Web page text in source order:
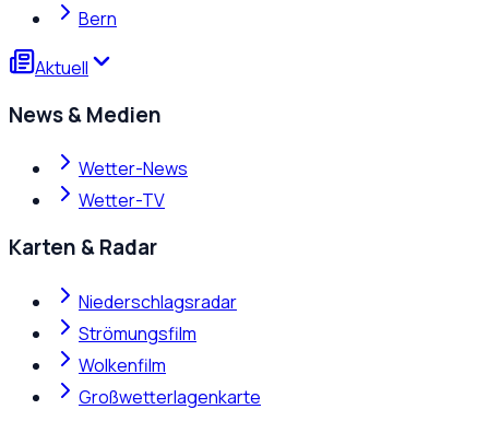
Bern
Aktuell
News & Medien
Wetter-News
Wetter-TV
Karten & Radar
Niederschlagsradar
Strömungsfilm
Wolkenfilm
Großwetterlagenkarte